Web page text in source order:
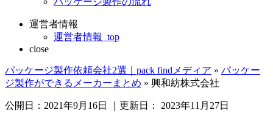
運営者情報
運営者情報_top
close
パッケージ製作依頼会社2選｜pack findメディア » パッケー
ジ製作ができるメーカーまとめ » 興和紡株式会社
公開日： 2021年9月16日 ｜更新日： 2023年11月27日